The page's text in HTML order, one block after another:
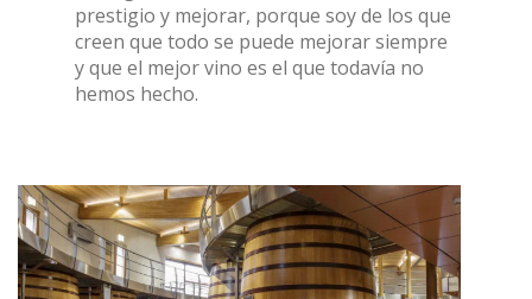
prestigio y mejorar, porque soy de los que
creen que todo se puede mejorar siempre
y que el mejor vino es el que todavía no
hemos hecho.